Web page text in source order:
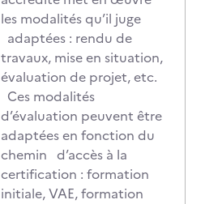
les modalités qu’il juge
adaptées : rendu de
travaux, mise en situation,
évaluation de projet, etc.
Ces modalités
d’évaluation peuvent être
adaptées en fonction du
chemin d’accès à la
certification : formation
initiale, VAE, formation